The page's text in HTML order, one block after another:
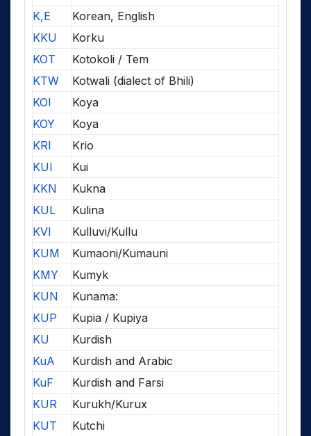
K,E
Korean, English
KKU
Korku
KOT
Kotokoli / Tem
KTW
Kotwali (dialect of Bhili)
KOI
Koya
KOY
Koya
KRI
Krio
KUI
Kui
KKN
Kukna
KUL
Kulina
KVI
Kulluvi/Kullu
KUM
Kumaoni/Kumauni
KMY
Kumyk
KUN
Kunama:
KUP
Kupia / Kupiya
KU
Kurdish
KuA
Kurdish and Arabic
KuF
Kurdish and Farsi
KUR
Kurukh/Kurux
KUT
Kutchi